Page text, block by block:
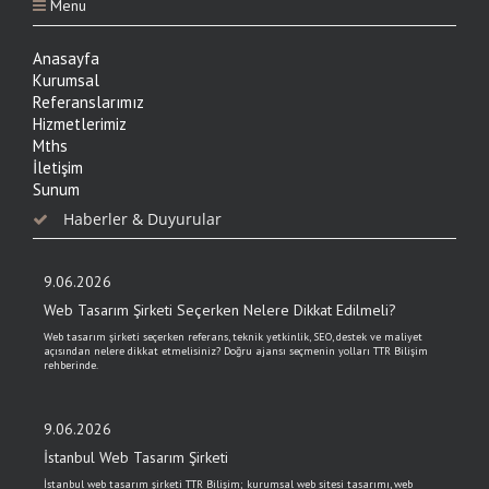
Menu
Anasayfa
Kurumsal
Referanslarımız
Hizmetlerimiz
Mths
İletişim
Sunum
Haberler & Duyurular
9.06.2026
Web Tasarım Şirketi Seçerken Nelere Dikkat Edilmeli?
Web tasarım şirketi seçerken referans, teknik yetkinlik, SEO, destek ve maliyet
açısından nelere dikkat etmelisiniz? Doğru ajansı seçmenin yolları TTR Bilişim
rehberinde.
9.06.2026
İstanbul Web Tasarım Şirketi
İstanbul web tasarım şirketi TTR Bilişim; kurumsal web sitesi tasarımı, web